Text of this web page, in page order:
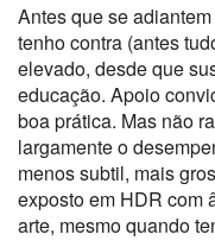
Antes que se
tenho contra (antes
elevado, desde que
educação. Apoio
boa prática. Mas não
largamente o
menos subtil, mais
exposto em HDR com
arte, mesmo quando